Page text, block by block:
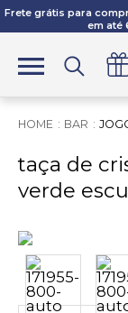
Frete grátis para
em até
BAR
taça de
verde